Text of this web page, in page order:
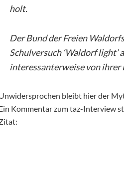
holt.
Der Bund der Freien
Schulversuch ‘Waldorf
interessanterweise von ihrer
bleibt hier der
Kommentar zum taz-Interview